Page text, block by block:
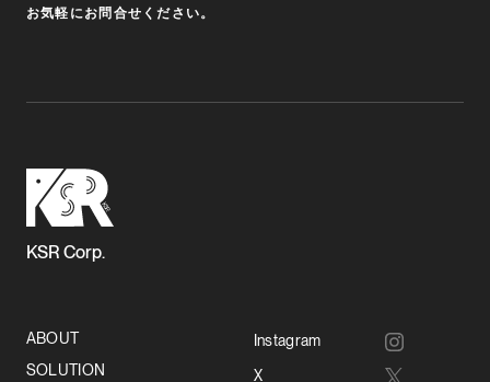
お気軽にお問合せください。
KSR Corp.
ABOUT
SOLUTION
Instagram
X